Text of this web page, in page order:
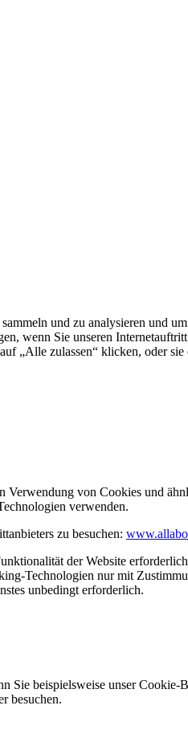
und zu analysieren und
wenn Sie unseren
„Alle zulassen“ klicken, oder
von Cookies und
verwenden.
zu besuchen:
der Website
Technologien nur mit
unbedingt erforderlich.
Sie beispielsweise unser
besuchen.